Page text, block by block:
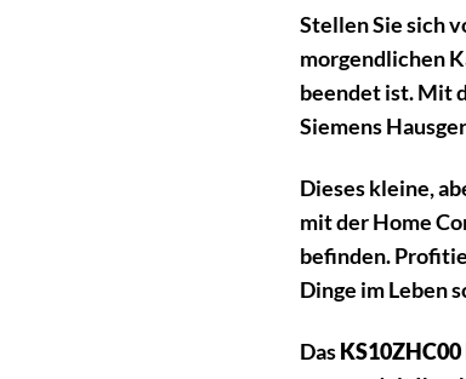
Stellen Sie sich
morgendlichen
beendet ist. Mit
Siemens
Dieses kleine,
mit der Home
befinden.
Dinge im Leben
Das